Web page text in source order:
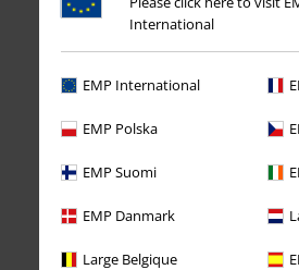
International
EMP International
EMP Polska
EMP Suomi
EMP Danmark
Large Belgique